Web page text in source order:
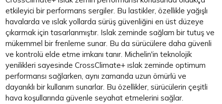
etkileyici bir performans sergiler. Bu lastikler, özellikle yağışlı
havalarda ve ıslak yollarda sürüş güvenliğini en üst düzeye
çıkarmak için tasarlanmıştır. Islak zeminde sağlam bir tutuş ve
mükemmel bir frenleme sunar. Bu da sürücülere daha güvenli
ve kontrolü elde etme imkanı tanır. Michelin'in teknolojik
yenilikleri sayesinde CrossClimate+ ıslak zeminde optimum
performansı sağlarken, aynı zamanda uzun ömürlü ve
dayanıklı bir kullanım sunarlar. Bu özellikler, sürücülerin çeşitli
hava koşullarında güvenle seyahat etmelerini sağlar.